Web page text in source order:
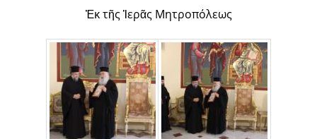
Ἐκ τῆς Ἱερᾶς Μητροπόλεως